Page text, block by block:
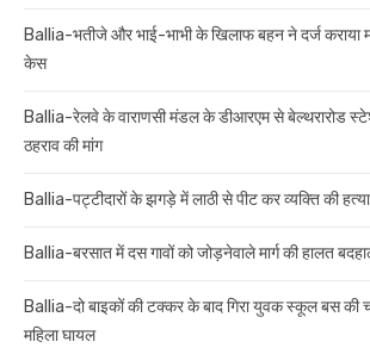
Ballia-भतीजे और भाई-भाभी के खिलाफ बहन ने दर्ज कराया
केस
Ballia-रेलवे के वाराणसी मंडल के डीआरएम से बेल्थरारोड
ठहराव की मांग
Ballia-पट्टीदारों के झगड़े में लाठी से पीट कर व्यक्ति की
Ballia-बरसात में दस गावों को जोड़नेवाले मार्ग की हालत
Ballia-दो बाइकों की टक्कर के बाद गिरा युवक स्कूल बस की
महिला घायल